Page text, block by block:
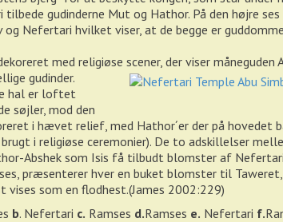
gudinderne Mut og Hathor. På den højre
Nefertari hvilket viser, at de begge er
med religiøse scener, der viser måneguden
gudinder.
hal er loftet
søjler, mod den
i hævet relief, med Hathor´er der på hovedet
i religiøse ceremonier). De to adskillelser
Abshek som Isis få tilbudt blomster af
præsenterer hver en buket blomster til Taweret,
som en flodhest.(James 2002:229)
b. Nefertari c. Ramses d.Ramses e. Nefertari f.